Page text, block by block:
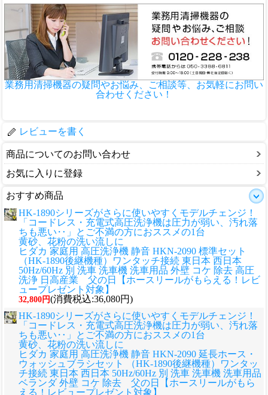
業務用清掃機器の疑問やお悩み、ご相談等、お気軽にお問い
合わせください！
レビューを書く
商品についてのお問い合わせ
お気に入りに登録
おすすめ商品
HK-1890シリーズがさらに使いやすくモデルチェンジ！
「コードレス・充電式高圧洗浄機は圧力が弱い、汚れ落
ちも悪い‥」とご不満の方におススメの1台
黄砂、花粉の洗い流しに
ヒダカ 家庭用 高圧洗浄機 静音 HKN-2090 標準セット
（HK-1890後継機種）ワンタッチ接続 東日本 西日本
50Hz/60Hz 別 洗車 洗車機 洗車用品 外壁 コケ 除去 高圧
洗浄 日高産業 父の日【ホースリールがもらえる！レビ
ュープレゼント対象】
32,800円(消費税込:36,080円)
HK-1890シリーズがさらに使いやすくモデルチェンジ！
「コードレス・充電式高圧洗浄機は圧力が弱い、汚れ落
ちも悪い‥」とご不満の方におススメの1台
黄砂、花粉の洗い流しに
ヒダカ 家庭用 高圧洗浄機 静音 HKN-2090 延長ホース・
ウォッシュブラシセット （HK-1890後継機種）ワンタッ
チ接続 東日本 西日本 50Hz/60Hz 別 洗車 洗車機 洗車用品
ベランダ 外壁 コケ 除去 父の日【ホースリールがもら
える！レビュープレゼント対象】